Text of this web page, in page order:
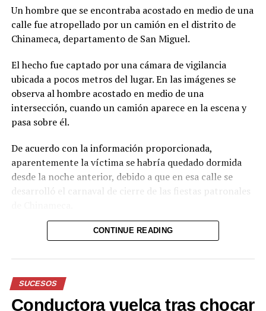
Un hombre que se encontraba acostado en medio de una
calle fue atropellado por un camión en el distrito de
Chinameca, departamento de San Miguel.
El hecho fue captado por una cámara de vigilancia
ubicada a pocos metros del lugar. En las imágenes se
observa al hombre acostado en medio de una
intersección, cuando un camión aparece en la escena y
pasa sobre él.
De acuerdo con la información proporcionada,
aparentemente la víctima se habría quedado dormida
desde la noche anterior, debido a que en esa calle se
desarrolló el carnaval de cierre de las fiestas patronales
Hasta el momento, el texto no proporciona información
circunstancias posteriores al accidente.
Reproductor
de
CONTINUE READING
SUCESOS
Conductora vuelca tras chocar